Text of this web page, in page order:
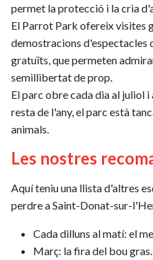
permet la protecció i la cria
El Parrot Park ofereix visites
demostracions d'espectacles
gratuïts, que permeten
semillibertat de prop.
El parc obre cada dia al juliol
resta de l'any, el parc està
animals.
Les nostres
Aquí teniu una llista d'altres
perdre a Saint-Donat-sur-
Cada dilluns al matí: el
Març: la fira del bou gras.